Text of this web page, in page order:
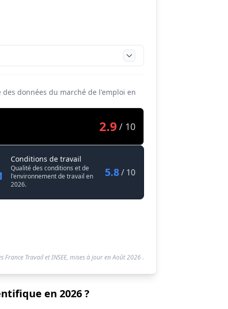
données du marché de l'emploi en
2.9 / 10
Conditions de travailMédiateur / Médiatrice scientifique
Qualité des conditions et de
l'environnement de travail en
2026.
5.8/ 10
France Travail et INSEE, mises à jour enAoût 2026.
en 2026 ?